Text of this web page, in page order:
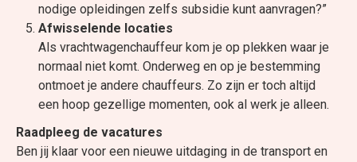
nodige opleidingen zelfs subsidie kunt aanvragen?”
Afwisselende locaties
Als vrachtwagenchauffeur kom je op plekken waar je
normaal niet komt. Onderweg en op je bestemming
ontmoet je andere chauffeurs. Zo zijn er toch altijd
een hoop gezellige momenten, ook al werk je alleen.
Raadpleeg de vacatures
Ben jij klaar voor een nieuwe uitdaging in de transport en